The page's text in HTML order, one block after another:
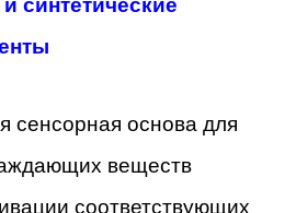
синтетические
сенсорная основа для
веществ
соответствующих